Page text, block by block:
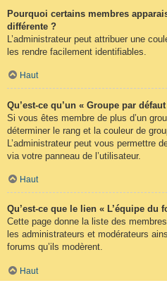
Pourquoi certains membres
différente ?
L’administrateur peut attribuer une
les rendre facilement identifiables.
Haut
Qu’est-ce qu’un « Groupe par
Si vous êtes membre de plus d’un
déterminer le rang et la couleur de
L’administrateur peut vous permettre
via votre panneau de l’utilisateur.
Haut
Qu’est-ce que le lien « L’équipe du
Cette page donne la liste des
les administrateurs et modérateurs
forums qu’ils modèrent.
Haut